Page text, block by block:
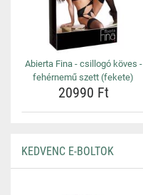
Abierta Fina - csillogó köves -
fehérnemű szett (fekete)
20990 Ft
KEDVENC E-BOLTOK